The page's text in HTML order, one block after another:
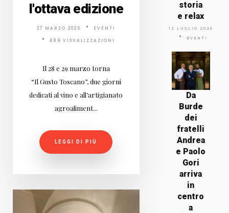
l'ottava edizione
27 MARZO 2026 EVENTI
489 VISUALIZZAZIONI
Il 28 e 29 marzo torna
“Il Gusto Toscano”, due giorni
dedicati al vino e all’artigianato
agroaliment...
LEGGI DI PIÙ
storia
e relax
12 LUGLIO 2026
EVENTI
Da
Burde
dei
fratelli
Andrea
e Paolo
Gori
arriva
in
centro
a